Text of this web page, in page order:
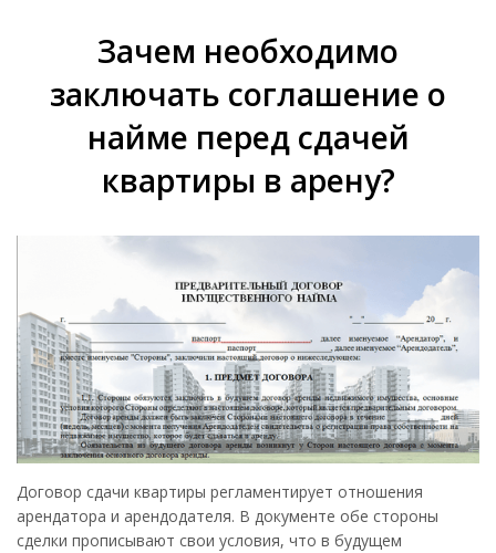
Зачем необходимо
заключать соглашение о
найме перед сдачей
квартиры в арену?
Договор сдачи квартиры регламентирует отношения
арендатора и арендодателя. В документе обе стороны
сделки прописывают свои условия, что в будущем